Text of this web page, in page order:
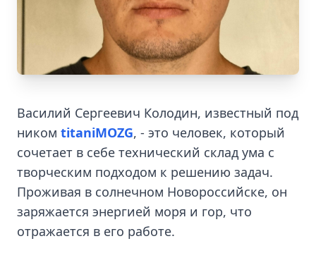
Василий Сергеевич Колодин, известный под
ником titaniMOZG, - это человек, который
сочетает в себе технический склад ума с
творческим подходом к решению задач.
Проживая в солнечном Новороссийске, он
заряжается энергией моря и гор, что
отражается в его работе.